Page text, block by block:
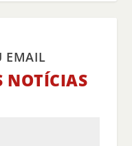
EMAIL
NOTÍCIAS